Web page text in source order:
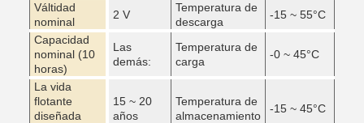
Válti­dad
nominal
2 V
Temperatura de
descarga
-15 ~ 55°C
Capacidad
nominal (10
horas)
Las
demás:
Temperatura de
carga
-0 ~ 45°C
La vida
flotante
diseñada
15 ~ 20
años
Temperatura de
almacenamiento
-15 ~ 45°C